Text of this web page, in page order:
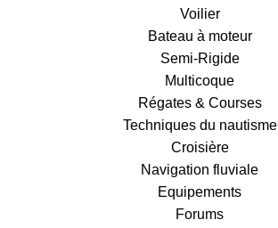
Voilier
Bateau à moteur
Semi-Rigide
Multicoque
Régates & Courses
Techniques du nautisme
Croisière
Navigation fluviale
Equipements
Forums